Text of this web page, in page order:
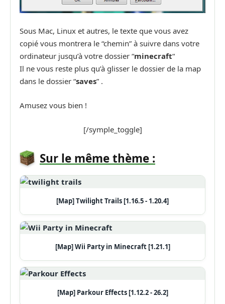
Sous Mac, Linux et autres, le texte que vous avez
copié vous montrera le “chemin” à suivre dans votre
ordinateur jusqu’à votre dossier “minecraft“
Il ne vous reste plus qu’à glisser le dossier de la map
dans le dossier “saves” .
Amusez vous bien !
[/symple_toggle]
Sur le même thème :
[Map] Twilight Trails [1.16.5 - 1.20.4]
[Map] Wii Party in Minecraft [1.21.1]
[Map] Parkour Effects [1.12.2 - 26.2]